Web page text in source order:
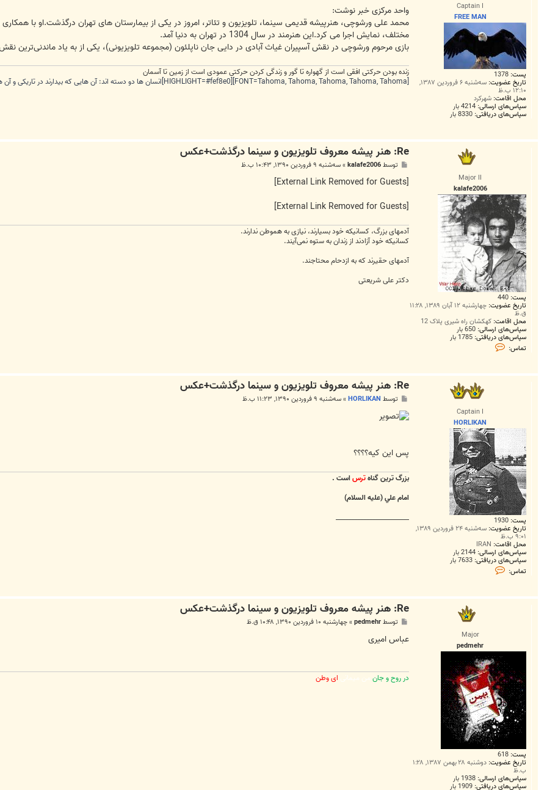
Captain I
FREE MAN
پست: 1378
تاریخ عضویت: سه‌شنبه ۶ فروردین ۱۳۸۷,
۱۲:۱۰ ب.ظ
محل اقامت: شهرکرد
سپاس‌های ارسالی: 4214 بار
سپاس‌های دریافتی: 8330 بار
ت
واحد مرکزی خبر نوشت:
محمد علی ورشوچی، هنرپیشه قدیمی سینما، تلویزیون و تئاتر، امروز در یکی از بیمارستان های تهران درگذشت.او با
مختلف، نمایش اجرا می کرد.این هنرمند در سال 1304 در تهران به دنیا آمد.
بازی مرحوم ورشوچی در نقش آسپیران غیاث آبادی در دایی‌ جان ناپلئون (مجموعه تلویزیونی)، یکی از به یاد ماندنی‌ترین
زنده بودن حرکتی افقی است از گهواره تا گور و زندگی کردن حرکتی عمودی است از زمین تا آسمان
[FONT=Tahoma, Tahoma, Tahoma, Tahoma, Tahoma][HIGHLIGHT=#fef8e0]انسان ها دو دسته اند: آن هایی که بیدارند در تاریکی و آن هایی که خوابند در
Major II
kalafe2006
پست: 440
تاریخ عضویت: چهارشنبه ۱۲ آبان ۱۳۸۹, ۱۱:۲۸
ق.ظ
محل اقامت: کهکشان راه شیری پلاک 12
سپاس‌های ارسالی: 650 بار
سپاس‌های دریافتی: 1785 بار
تماس:
ت
k
0
0
6
Re: هنر پیشه معروف تلویزیون و سینما درگذشت+عکس
ت
توسطkalafe2006
»سه‌شنبه ۹ فروردین ۱۳۹۰, ۱۰:۴۳ ب.ظ
[External Link Removed for Guests]
[External Link Removed for Guests]
آدمهای بزرگ، کسانیکه خود بسیارند، نیازی به هموطن ندارند.
کسانیکه خود آزادند از زندان به ستوه نمی‌آیند.
آدمهای حقیرند که به ازدحام محتاجند.
دکتر علی شریعتی
Captain I
HORLIKAN
پست: 1930
تاریخ عضویت: سه‌شنبه ۲۴ فروردین ۱۳۸۹,
۹:۰۱ ب.ظ
محل اقامت:
سپاس‌های ارسالی: 2144 بار
سپاس‌های دریافتی: 7633 بار
تماس:
ت
H
N
Re: هنر پیشه معروف تلویزیون و سینما درگذشت+عکس
ت
توسط HORLIKAN
»سه‌شنبه ۹ فروردین ۱۳۹۰, ۱۱:۲۳ ب.ظ
پس این کیه؟؟؟؟
بزرگ ترين گناهترس است .
امام علي (عليه السلام)
________________________
Major
pedmehr
پست: 618
تاریخ عضویت: دوشنبه ۲۸ بهمن ۱۳۸۷, ۱:۲۸
ب.ظ
سپاس‌های ارسالی: 1938 بار
سپاس‌های دریافتی: 1909 بار
Re: هنر پیشه معروف تلویزیون و سینما درگذشت+عکس
ت
توسطpedmehr
»چهارشنبه ۱۰ فروردین ۱۳۹۰, ۱۰:۴۸ ق.ظ
عباس امیری
در روح و جان من میمانی ای وطن